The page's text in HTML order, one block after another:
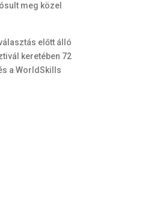
meg közel
előtt álló
keretében 72
a WorldSkills